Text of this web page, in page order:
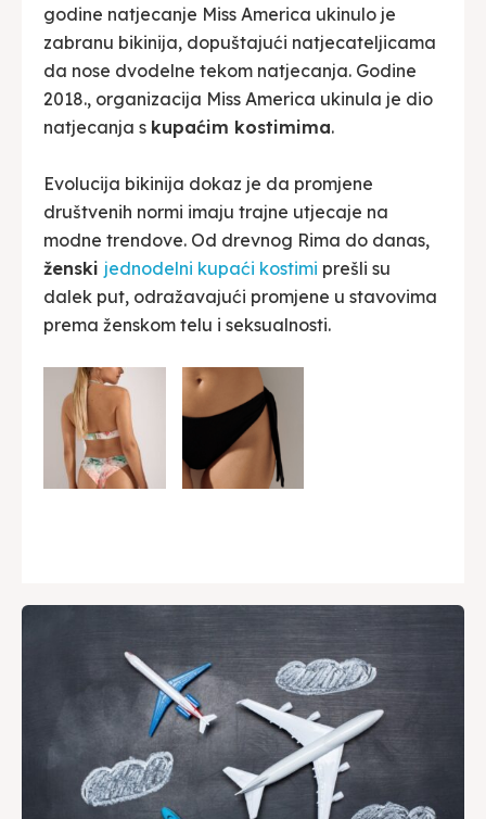
godine natjecanje Miss America ukinulo je
zabranu bikinija, dopuštajući natjecateljicama
da nose dvodelne tekom natjecanja. Godine
2018., organizacija Miss America ukinula je dio
natjecanja s kupaćim kostimima.
Evolucija bikinija dokaz je da promjene
društvenih normi imaju trajne utjecaje na
modne trendove. Od drevnog Rima do danas,
ženski jednodelni kupaći kostimi prešli su
dalek put, odražavajući promjene u stavovima
prema ženskom telu i seksualnosti.